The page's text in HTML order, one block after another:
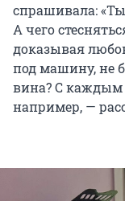
спрашивала: «Ты
А чего
доказывая
под машину, не
вина? С каждым
например, —